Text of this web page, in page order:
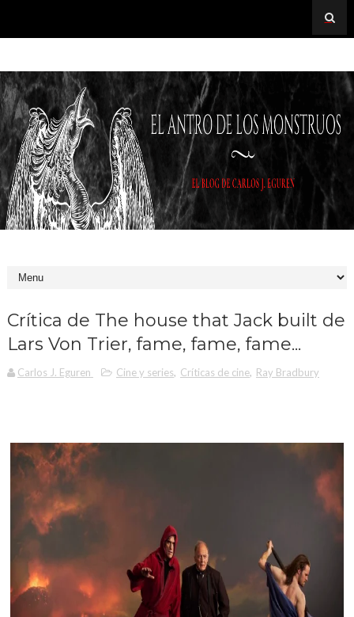
Crítica de The house that Jack built de
Lars Von Trier, fame, fame, fame...
Carlos J. Eguren Cine y series, Críticas de cine, Ray Bradbury